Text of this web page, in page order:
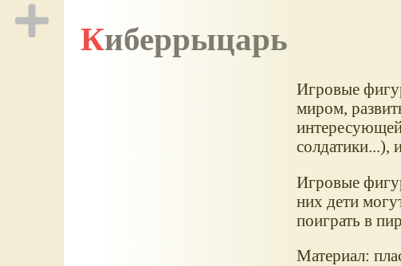
Киберрыцарь
Игровые
миром,
солдатики...),
Игровые
них дети
поиграть в
Материал: